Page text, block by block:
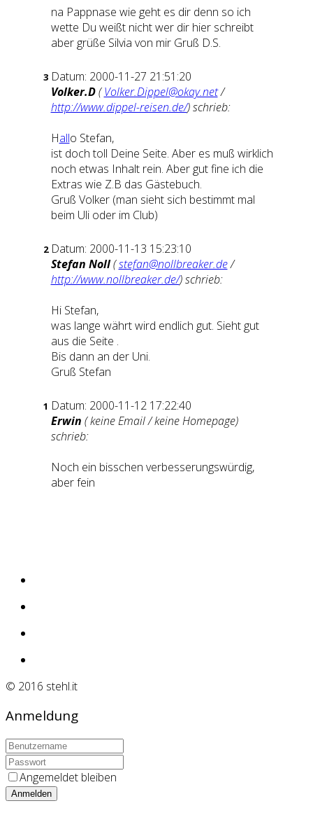
na Pappnase wie geht es dir denn so ich
wette Du weißt nicht wer dir hier schreibt
aber grüße Silvia von mir Gruß D.S.
3 Datum: 2000-11-27 21:51:20
Volker.D(Volker.Dippel@okay.net/
http://www.dippel-reisen.de/) schrieb:
Hallo Stefan,
ist doch toll Deine Seite. Aber es muß wirklich
noch etwas Inhalt rein. Aber gut fine ich die
Extras wie Z.B das Gästebuch.
Gruß Volker (man sieht sich bestimmt mal
beim Uli oder im Club)
2 Datum: 2000-11-13 15:23:10
Stefan Noll(stefan@nollbreaker.de/
http://www.nollbreaker.de/) schrieb:
Hi Stefan,
was lange währt wird endlich gut. Sieht gut
aus die Seite .
Bis dann an der Uni.
Gruß Stefan
1 Datum: 2000-11-12 17:22:40
Erwin ( keine Email / keine Homepage)
schrieb:
Noch ein bisschen verbesserungswürdig,
aber fein
© 2016 stehl.it
Anmeldung
Angemeldet bleiben
Anmelden